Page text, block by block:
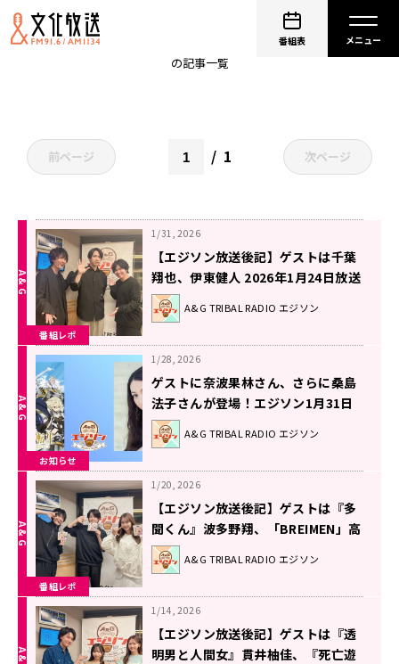
番組表
の記事一覧
前ページ 1 次ページ
番組レポ
1/31, 2026
【エジソン放送後記】ゲストは千葉
翔也、伊東健人 2026年1月24日放送
回
A&G TRIBAL RADIO エジソン
お知らせ
1/28, 2026
ゲストに奈波果林さん、さらに桑島
法子さんが登場！エジソン1月31日
A&G TRIBAL RADIO エジソン
番組レポ
1/20, 2026
【エジソン放送後記】ゲストは『多
聞くん』波多野翔、「BREIMEN」高
木祥太 2026年1月17日放送回
A&G TRIBAL RADIO エジソン
1/14, 2026
【エジソン放送後記】ゲストは『透
明男と人間女』貫井柚佳、『死亡遊